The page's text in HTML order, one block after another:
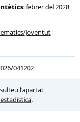
: febrer del 2028
/joventut
041202
l'apartat
.